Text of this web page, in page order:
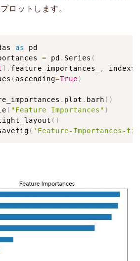
ロットします。
as
pd
= pd . Series (
] . feature_importances_ , index=
( ascending=True)
. plot . barh ( )
( "Feature Importances" )
( )
( 'Feature-Importances-